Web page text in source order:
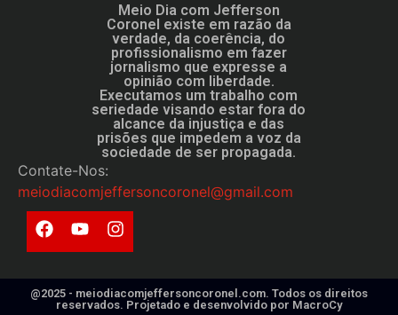
Meio Dia com Jefferson
Coronel existe em razão da
verdade, da coerência, do
profissionalismo em fazer
jornalismo que expresse a
opinião com liberdade.
Executamos um trabalho com
seriedade visando estar fora do
alcance da injustiça e das
prisões que impedem a voz da
sociedade de ser propagada.
Contate-Nos:
meiodiacomjeffersoncoronel@gmail.com
@2025 - meiodiacomjeffersoncoronel.com. Todos os direitos
reservados. Projetado e desenvolvido por MacroCy